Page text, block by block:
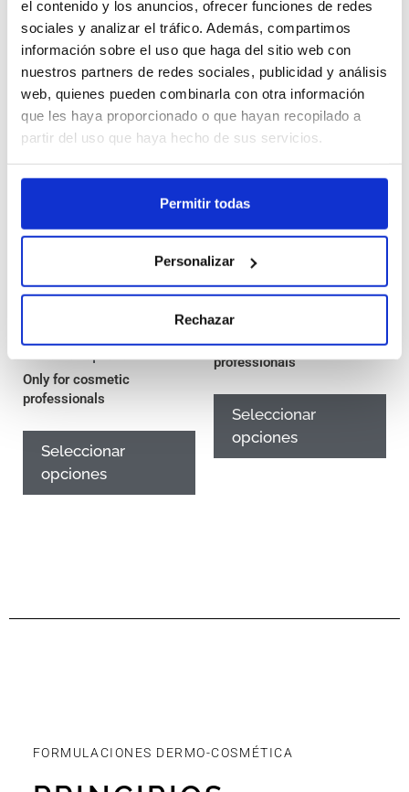
el contenido y los anuncios, ofrecer funciones de redes
sociales y analizar el tráfico. Además, compartimos
información sobre el uso que haga del sitio web con
nuestros partners de redes sociales, publicidad y análisis
web, quienes pueden combinarla con otra información
que les haya proporcionado o que hayan recopilado a
partir del uso que haya hecho de sus servicios.
Permitir todas
Personalizar
Rechazar
opciones
Seleccionar
opciones
Acnheal | Ampolla
Polivitamínico y aceite
Only for cosmetic
professionals
Seleccionar
opciones
Roselips | Ampolla
ácido hialurónico labios
Only for cosmetic
professionals
Seleccionar
opciones
FORMULACIONES DERMO-COSMÉTICA